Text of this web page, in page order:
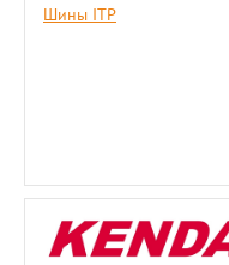
Шины ITP